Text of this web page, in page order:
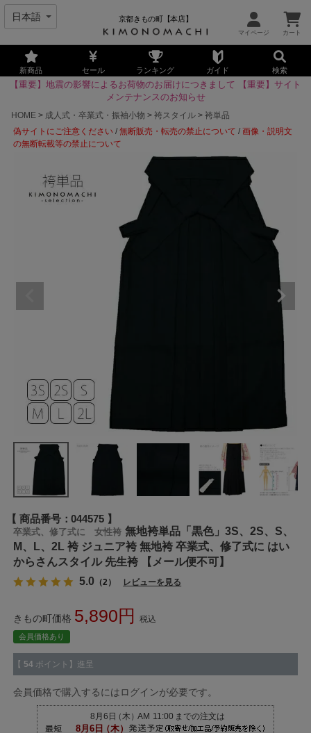
京都きもの町【本店】
新商品 セール ランキング ガイド 検索
【重要】地震の影響によるお荷物のお届けにつきまして
【重要】サイト
メンテナンスのお知らせ
HOME
成人式・卒業式・振袖小物 袴スタイル
袴単品
偽サイトにご注意ください /無断販売・転売の禁止について /画像・説明文
の無断転載等の禁止について
商品番号 044575
卒業式、修了式に 女性袴 無地袴単品「黒色」3S、2S、S、
M、L、2L 袴 ジュニア袴 無地袴 卒業式、修了式に はい
からさんスタイル 先生袴 【メール便不可】
5.0 （2） レビューを見る
きもの町価格 5,890 税込
会員価格あり
【 54 ポイント】進呈
会員価格で購入するにはログインが必要です。